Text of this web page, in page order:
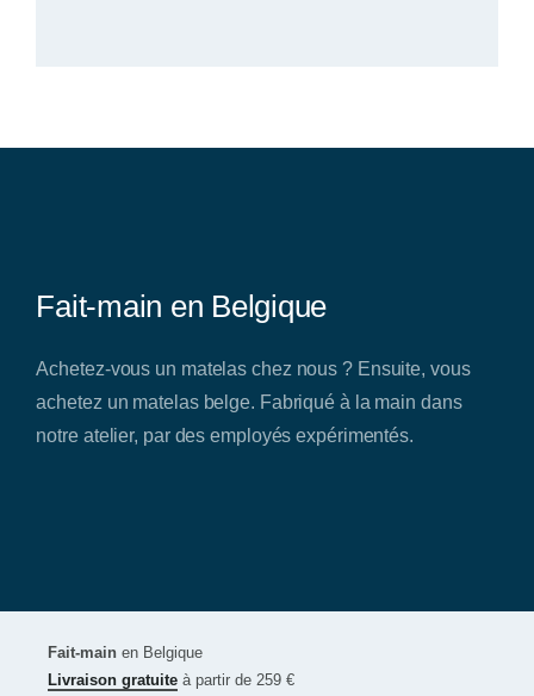
Fait-main en Belgique
Achetez-vous un matelas chez nous ? Ensuite, vous
achetez un matelas belge. Fabriqué à la main dans
notre atelier, par des employés expérimentés.
Fait-main en Belgique
Livraison gratuite à partir de 259 €